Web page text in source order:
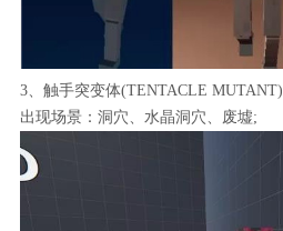
3、触手突变体(TENTACLE MUTANT)
出现场景：洞穴、水晶洞穴、废墟;